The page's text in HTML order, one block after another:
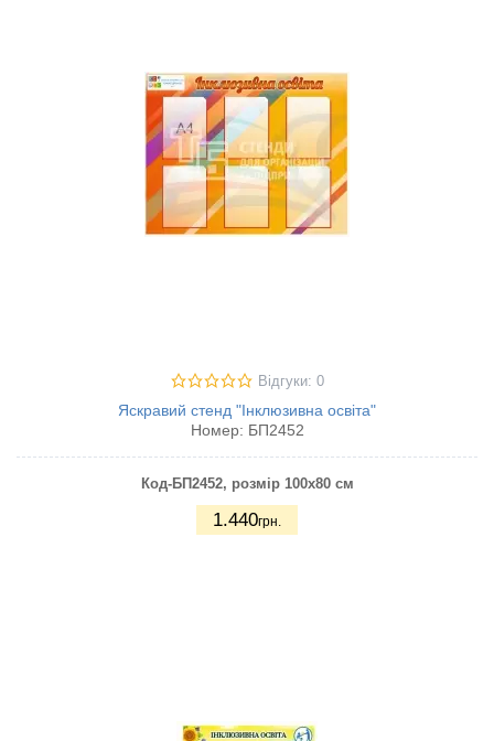
Відгуки: 0
Яскравий стенд "Інклюзивна освіта"
Номер: БП2452
Код-БП2452, розмір 100х80 см
1.440грн.